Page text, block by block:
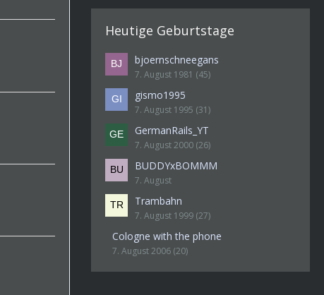
Heutige Geburtstage
bjoernschneegans
7. August 1981 (45)
gismo1995
7. August 1995 (31)
GermanRails_YT
7. August 2000 (26)
BUDDYxBOMMM
7. August
Trambahn
7. August 1999 (27)
Cologne with the phone
7. August 2006 (20)